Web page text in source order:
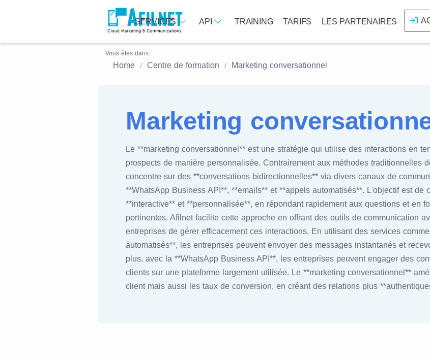
SERVICES API TRAINING TARIFS LES PARTENAIRES
Vous êtes dans:
Home Centre de formation Marketing conversationnel
Marketing
Le **marketing conversationnel** est une stratégie qui utilise des interactions en
prospects de manière personnalisée. Contrairement aux méthodes traditionnelles
concentre sur des **conversations bidirectionnelles** via divers canaux de
**WhatsApp Business API**, **emails** et **appels automatisés**. L'objectif est de
**interactive** et **personnalisée**, en répondant rapidement aux questions et en
pertinentes. Afilnet facilite cette approche en offrant des outils de communication
entreprises de gérer efficacement ces interactions. En utilisant des services
automatisés**, les entreprises peuvent envoyer des messages instantanés et
plus, avec la **WhatsApp Business API**, les entreprises peuvent engager des
clients sur une plateforme largement utilisée. Le **marketing conversationnel**
client mais aussi les taux de conversion, en créant des relations plus